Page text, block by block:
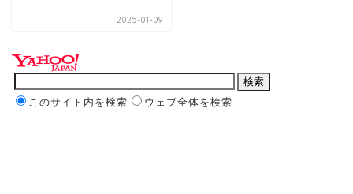
2025-01-09
このサイト内を検索 ウェブ全体を検索